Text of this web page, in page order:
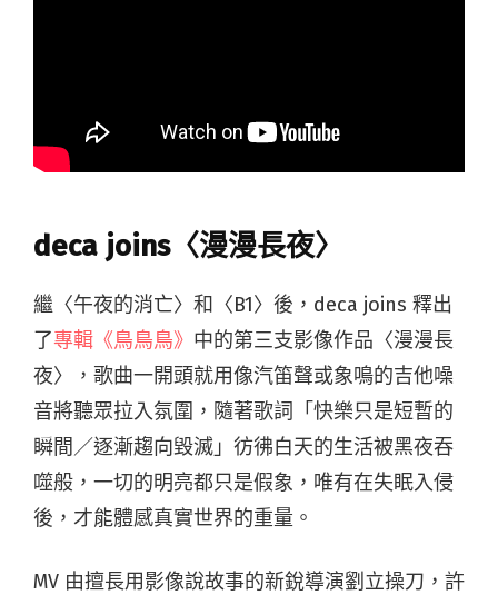
deca joins〈漫漫長夜〉
繼〈午夜的消亡〉和〈B1〉後，deca joins 釋出
了專輯《鳥鳥鳥》 中的第三支影像作品〈漫漫長
夜〉，歌曲一開頭就用像汽笛聲或象鳴的吉他噪
音將聽眾拉入氛圍，隨著歌詞「快樂只是短暫的
瞬間／逐漸趨向毀滅」彷彿白天的生活被黑夜吞
噬般，一切的明亮都只是假象，唯有在失眠入侵
後，才能體感真實世界的重量。
MV 由擅長用影像說故事的新銳導演劉立操刀，許